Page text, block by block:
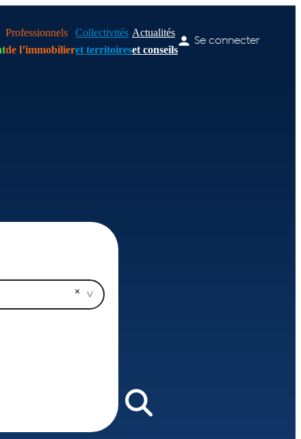
Professionnels
de l’immobilier
Collectivités
et territoires
Actualités
et conseils
Se connecter